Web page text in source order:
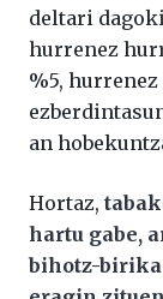
deltari
hurrenez
%5,
an
Hortaz,
hartu gabe,
bihotz-